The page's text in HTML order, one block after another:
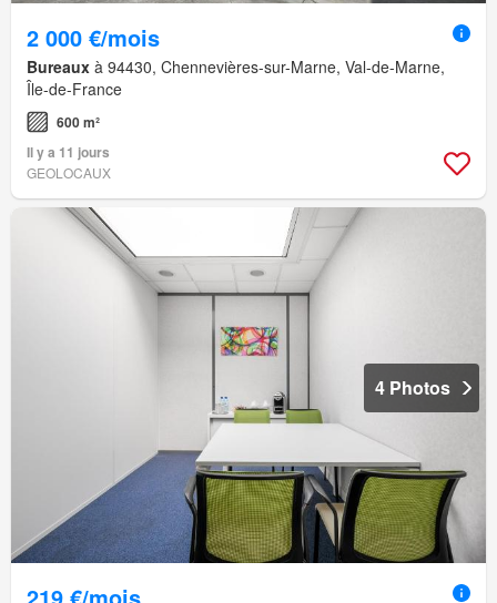
2 000 €/mois
Bureaux à 94430, Chennevières-sur-Marne, Val-de-Marne,
Île-de-France
600 m²
Il y a 11 jours
GEOLOCAUX
4 Photos